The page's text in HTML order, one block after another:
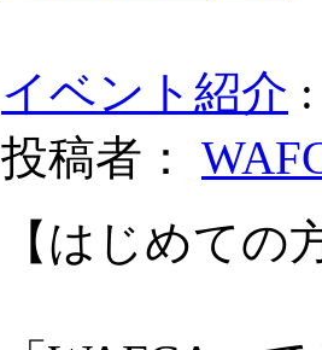
イベント紹介
投稿者：
【はじめての